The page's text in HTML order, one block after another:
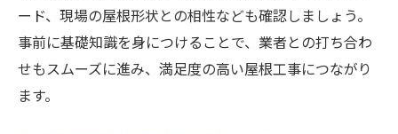
ード、現場の屋根形状との相性なども確認しましょう。
事前に基礎知識を身につけることで、業者との打ち合わ
せもスムーズに進み、満足度の高い屋根工事につながり
ます。